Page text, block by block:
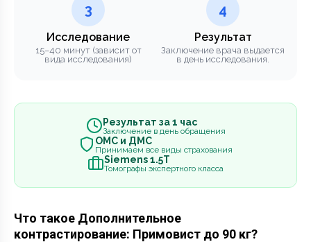
3
Исследование
15–40 минут (зависит от
вида исследования)
4
Результат
Заключение врача выдается
в день исследования.
Результат за 1 час
Заключение в день обращения
ОМС и ДМС
Принимаем все виды страхования
Siemens 1.5Т
Томографы экспертного класса
Что такое Дополнительное
контрастирование: Примовист до 90 кг?